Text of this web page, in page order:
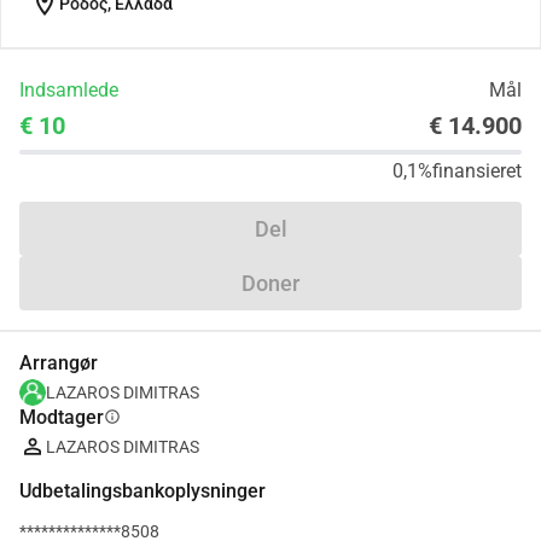
Indsamlede Mål
€ 10 € 14.900
0,1%finansieret
Del
Doner
Arrangør
LAZAROS DIMITRAS
Modtagerinfo
LAZAROS DIMITRAS
Udbetalingsbankoplysninger
**************8508